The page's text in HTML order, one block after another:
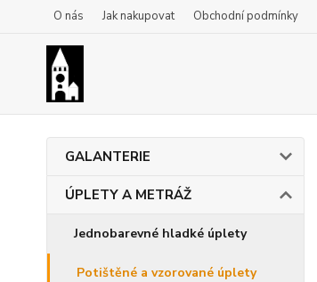
O nás Jak nakupovat Obchodní podmínky
GALANTERIE
ÚPLETY A METRÁŽ
Jednobarevné hladké úplety
Potištěné a vzorované úplety